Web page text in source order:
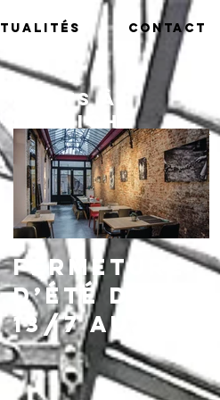
Contact
Posts à
l'affiche
Fermeture
d’été du
13/7 au
16/8,
réouvertu